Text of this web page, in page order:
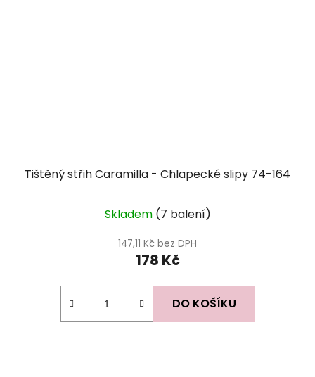
Tištěný střih Caramilla - Chlapecké slipy 74-164
Skladem (7 balení)
147,11 Kč bez DPH
178 Kč
DO KOŠÍKU